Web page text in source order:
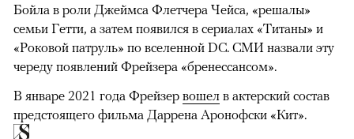
Бойла в роли Джеймса Флетчера Чейса, «решалы»
семьи Гетти, а затем появился в сериалах «Титаны» и
«Роковой патруль» по вселенной DC. СМИ назвали эту
череду появлений Фрейзера «бренессансом».
В январе 2021 года Фрейзер вошел в актерский состав
предстоящего фильма Даррена Аронофски «Кит».